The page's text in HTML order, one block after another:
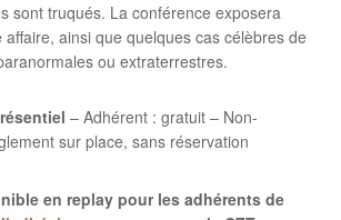
sont truqués. La conférence exposera
affaire, ainsi que quelques cas célèbres de
ou extraterrestres.
– Adhérent : gratuit – Non-
sur place, sans réservation
en replay pour les adhérents de